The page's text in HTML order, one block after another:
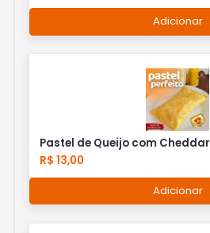
Adicionar
Pastel de Queijo com Cheddar
R$ 13,00
Adicionar